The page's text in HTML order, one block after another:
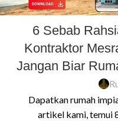
6 Sebab
Kontraktor
Jangan Biar
Dapatkan rumah
artikel kami, temui